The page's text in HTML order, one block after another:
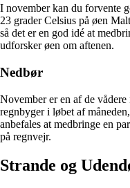
I november kan du forvente
23 grader Celsius på øen
så det er en god idé at
udforsker øen om aftenen.
Nedbør
November er en af de
regnbyger i løbet af
anbefales at medbringe en
på regnvejr.
Strande og